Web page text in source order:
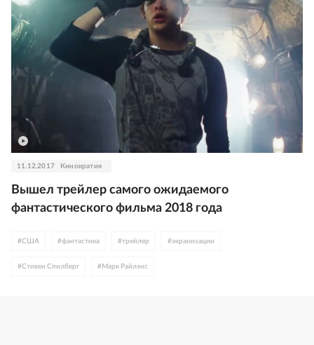
11.12.2017 Кинократия
Вышел трейлер самого ожидаемого
фантастического фильма 2018 года
#США #фантастика #трейлер #экранизации
#Стивен Спилберг # Марк Райлэнс